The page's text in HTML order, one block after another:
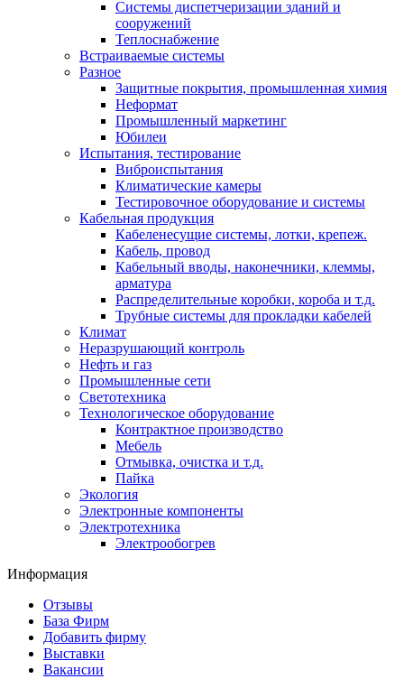
Системы диспетчеризации зданий и
сооружений
Теплоснабжение
Встраиваемые системы
Разное
Защитные покрытия, промышленная химия
Неформат
Промышленный маркетинг
Юбилеи
Испытания, тестирование
Виброиспытания
Климатические камеры
Тестировочное оборудование и системы
Кабельная продукция
Кабеленесущие системы, лотки, крепеж.
Кабель, провод
Кабельный вводы, наконечники, клеммы,
арматура
Распределительные коробки, короба и т.д.
Трубные системы для прокладки кабелей
Климат
Неразрушающий контроль
Нефть и газ
Промышленные сети
Светотехника
Технологическое оборудование
Контрактное производство
Мебель
Отмывка, очистка и т.д.
Пайка
Экология
Электронные компоненты
Электротехника
Электрообогрев
Информация
Отзывы
База Фирм
Добавить фирму
Выставки
Вакансии